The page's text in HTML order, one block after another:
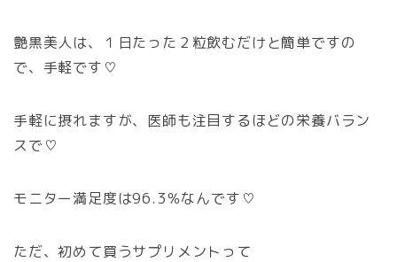
艶黒美人は、１日たった２粒飲むだけと簡単ですの
で、手軽です♡
手軽に摂れますが、医師も注目するほどの栄養バラン
スで♡
モニター満足度は96.3％なんです♡
ただ、初めて買うサプリメントって